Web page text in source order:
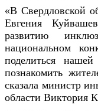
«В Свердловской
Евгения
развитию
национальном
поделиться
познакомить
сказала министр
области Виктория